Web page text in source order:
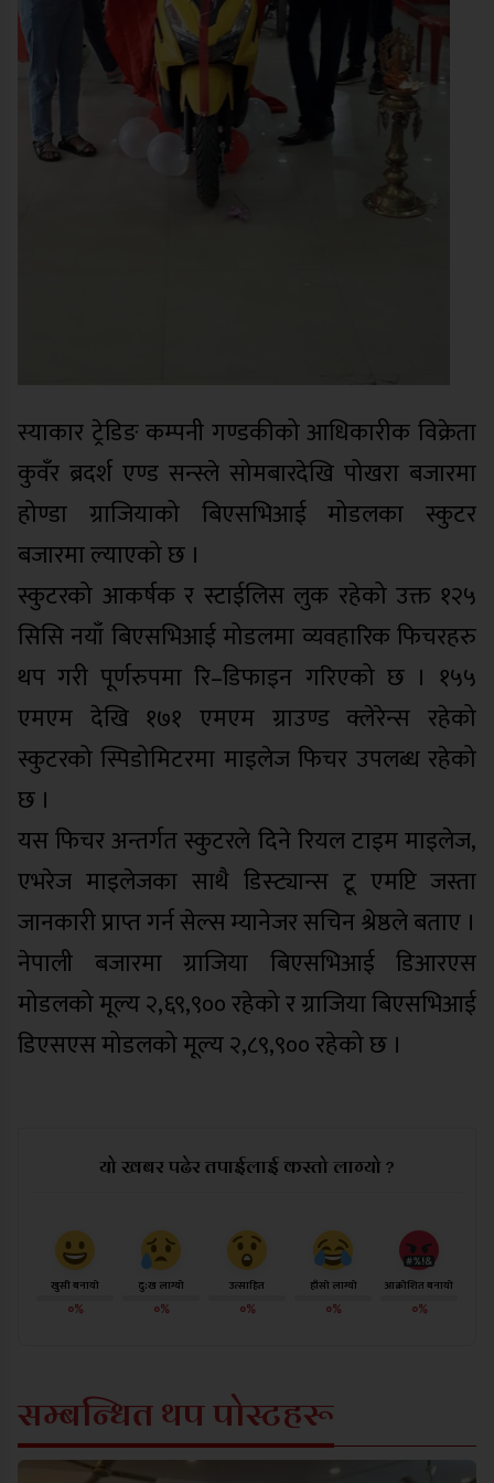
स्याकार ट्रेडिङ कम्पनी गण्डकीको आधिकारीक विक्रेता
कुवँर ब्रदर्श एण्ड सन्स्ले सोमबारदेखि पोखरा बजारमा
होण्डा ग्राजियाको बिएसभिआई मोडलका स्कुटर
बजारमा ल्याएको छ ।
स्कुटरको आकर्षक र स्टाईलिस लुक रहेको उक्त १२५
सिसि नयाँ बिएसभिआई मोडलमा व्यवहारिक फिचरहरु
थप गरी पूर्णरुपमा रि–डिफाइन गरिएको छ । १५५
एमएम देखि १७१ एमएम ग्राउण्ड क्लेरेन्स रहेको
स्कुटरको स्पिडोमिटरमा माइलेज फिचर उपलब्ध रहेको
छ ।
यस फिचर अन्तर्गत स्कुटरले दिने रियल टाइम माइलेज,
एभरेज माइलेजका साथै डिस्ट्यान्स टू एमप्टि जस्ता
जानकारी प्राप्त गर्न सेल्स म्यानेजर सचिन श्रेष्ठले बताए ।
नेपाली बजारमा ग्राजिया बिएसभिआई डिआरएस
मोडलको मूल्य २,६९,९०० रहेको र ग्राजिया बिएसभिआई
डिएसएस मोडलको मूल्य २,८९,९०० रहेको छ ।
यो खबर पढेर तपाईलाई कस्तो लाग्यो ?
खुसी बनायो
०%
दु:ख लाग्यो
०%
उत्साहित
०%
हाँसो लाग्यो
०%
आक्रोशित बनायो
०%
सम्बन्धित थप पोस्टहरू